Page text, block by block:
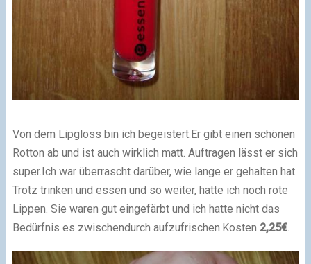
Von dem Lipgloss bin ich begeistert. Er gibt einen schönen
Rotton ab und ist auch wirklich matt. Auftragen lässt er sich
super. Ich war überrascht darüber, wie lange er gehalten hat.
Trotz trinken und essen und so weiter, hatte ich noch rote
Lippen. Sie waren gut eingefärbt und ich hatte nicht das
Bedürfnis es zwischendurch aufzufrischen. Kosten 2,25€.